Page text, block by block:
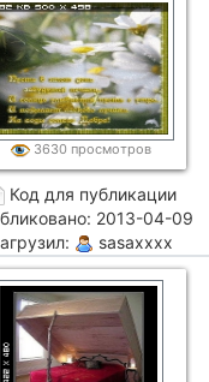
3630 просмотров
Код для публикации
2013-04-09
sasaxxxx